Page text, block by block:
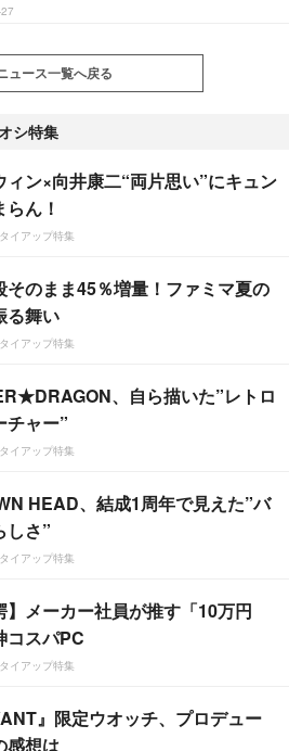
ュース一覧へ戻る
シ特集
ィン×向井康二“両片思い”にキュン
ん！
イアップ特集
そのまま45％増量！ファミマ夏の
る舞い
イアップ特集
、自ら描いた”レトロ
チャー”
イアップ特集
HEAD、結成1周年で見えた”バ
しさ”
イアップ特集
】メーカー社員が推す「10万円
コスパPC
イアップ特集
』限定ウオッチ、プロデュー
感想は